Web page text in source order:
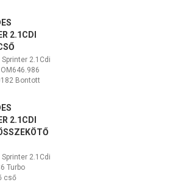
2.1CDI
2.1Cdi
Bontott
2.1CDI
2.1Cdi
Turbo
cső